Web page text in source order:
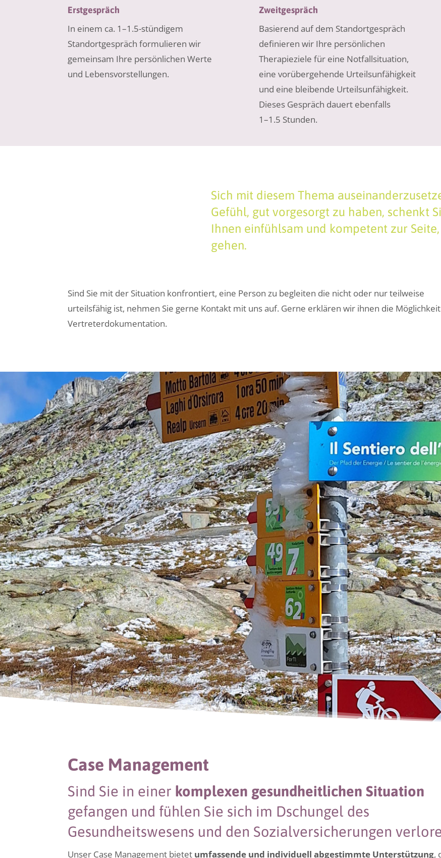
Erstgespräch
In einem ca. 1–1.5-stündigem
Standortgespräch formulieren wir
gemeinsam Ihre persönlichen Werte
und Lebensvorstellungen.
Zweitgespräch
Basierend auf dem Standortgespräch
definieren wir Ihre persönlichen
Therapieziele für eine Notfallsituation,
eine vorübergehende Urteilsunfähigkeit
und eine bleibende Urteilsunfähigkeit.
Dieses Gespräch dauert ebenfalls
1–1.5 Stunden.
Sich mit diesem Thema
Gefühl, gut vorgesorgt zu haben, schenkt
Ihnen einfühlsam und kompetent zur
gehen.
Sind Sie mit der Situation konfrontiert, eine Person zu begleiten die nicht oder nur teilweise
urteilsfähig ist, nehmen Sie gerne Kontakt mit uns auf. Gerne erklären wir ihnen die
Vertreterdokumentation.
Case Management
Sind Sie in einer komplexen gesundheitlichen Situation
gefangen und fühlen Sie sich im Dschungel des
Gesundheitswesens und den Sozialversicherungen
Unser Case Management bietet umfassende und individuell abgestimmte Unterstützung,